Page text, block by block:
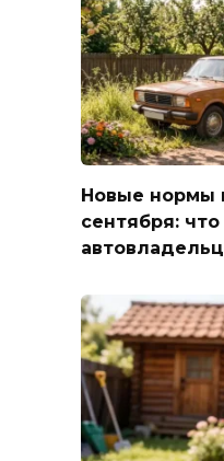
Новые нормы
сентября: